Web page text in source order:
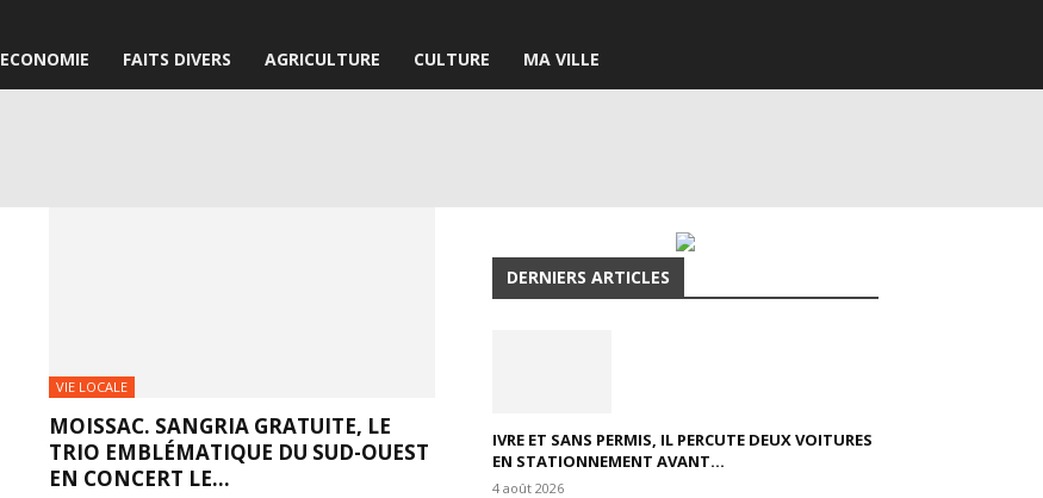
ECONOMIE FAITS DIVERS AGRICULTURE CULTURE MA VILLE
VIE LOCALE
MOISSAC. SANGRIA GRATUITE, LE
TRIO EMBLÉMATIQUE DU SUD-OUEST
EN CONCERT LE...
DERNIERS ARTICLES
IVRE ET SANS PERMIS, IL PERCUTE DEUX VOITURES
EN STATIONNEMENT AVANT...
4 août 2026